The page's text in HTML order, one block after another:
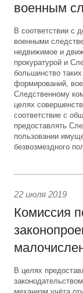
военным
В соответствии с
военными
недвижимое и
прокуратурой и
большинство
формирований,
Следственному
целях
соответствие с
предоставлять
пользовании
безвозмездного
22 июля 2019
Комиссия
В целях